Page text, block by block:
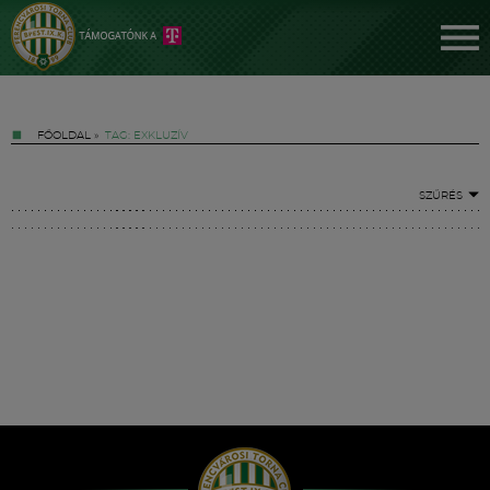
FŐOLDAL » TAG: EXKLUZÍV
SZŰRÉS
Hírek